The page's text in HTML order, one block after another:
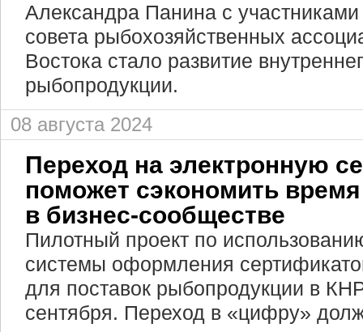
Александра Панина с
совета рыбохозяйственных
Востока стало развитие
рыбопродукции.
08 августа 2024
Переход на электронную
поможет сэкономить
в бизнес-сообществе
Пилотный проект по
системы оформления
для поставок рыбопродукции в
сентября. Переход в «цифру»